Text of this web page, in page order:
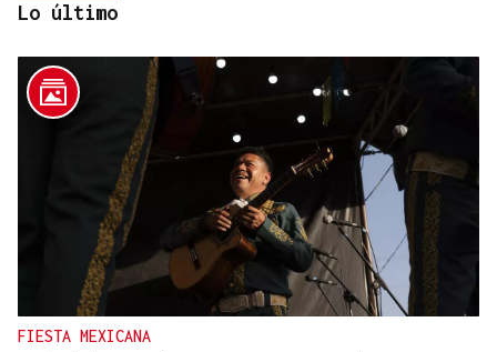
ORÁCULO DAS BURGAS
Horóscopo del día: viernes, 7 de agosto
Lo último
FIESTA MEXICANA